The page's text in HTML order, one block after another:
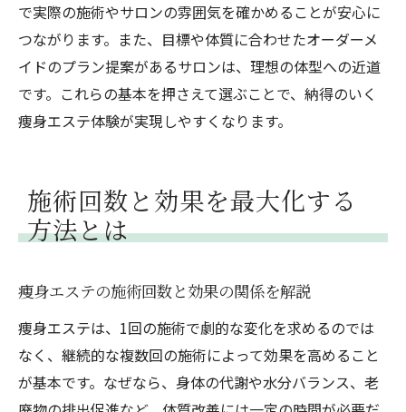
で実際の施術やサロンの雰囲気を確かめることが安心に
つながります。また、目標や体質に合わせたオーダーメ
イドのプラン提案があるサロンは、理想の体型への近道
です。これらの基本を押さえて選ぶことで、納得のいく
痩身エステ体験が実現しやすくなります。
施術回数と効果を最大化する
方法とは
痩身エステの施術回数と効果の関係を解説
痩身エステは、1回の施術で劇的な変化を求めるのでは
なく、継続的な複数回の施術によって効果を高めること
が基本です。なぜなら、身体の代謝や水分バランス、老